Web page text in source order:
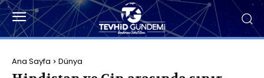
Ana Sayfa Dünya